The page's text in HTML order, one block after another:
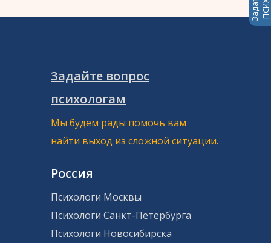
Задайте вопрос
психологам
Мы будем рады помочь вам
найти выход из сложной ситуации.
Россия
Психологи Москвы
Психологи Санкт-Петербурга
Психологи Новосибирска